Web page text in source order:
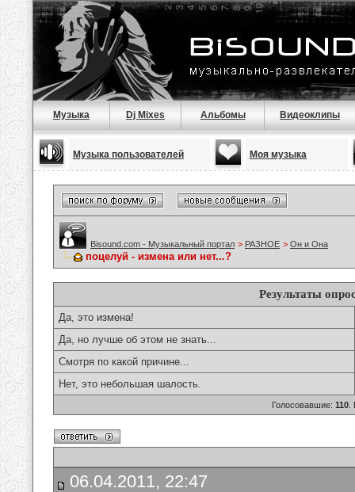
Музыка Dj Mixes Альбомы Видеоклипы
Музыка пользователей Моя музыка
Bisound.com - Музыкальный портал > РАЗНОЕ > Он и Она
поцелуй - измена или нет...?
Результаты
Да, это измена!
Да, но лучше об этом не знать...
Смотря по какой причине...
Нет, это небольшая шалость.
Голосовавшие: 110
06.04.2011, 22:47